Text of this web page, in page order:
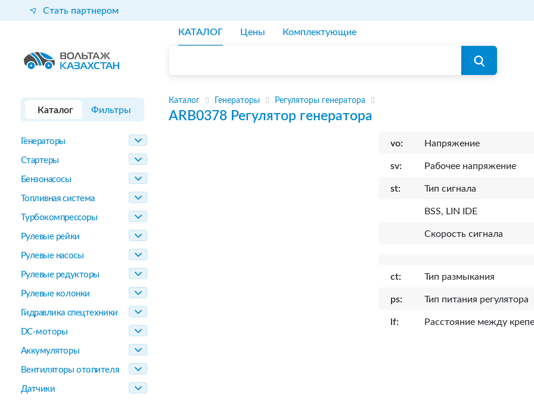
Стать партнером
КАТАЛОГ Цены Комплектующие
Каталог Фильтры
Генераторы
Стартеры
Бензонасосы
Топливная система
Турбокомпрессоры
Рулевые рейки
Рулевые насосы
Рулевые редукторы
Рулевые колонки
Гидравлика спецтехники
DC-моторы
Аккумуляторы
Вентиляторы отопителя
Датчики
Каталог Генераторы Регуляторы генератора
ARB0378 Регулятор генератора
vo: Напряжение
sv: Рабочее напряжение
st: Тип сигнала
BSS, LIN IDE
Скорость сигнала
ct: Тип размыкания
ps: Тип питания регулятора
lf: Расcтояние между